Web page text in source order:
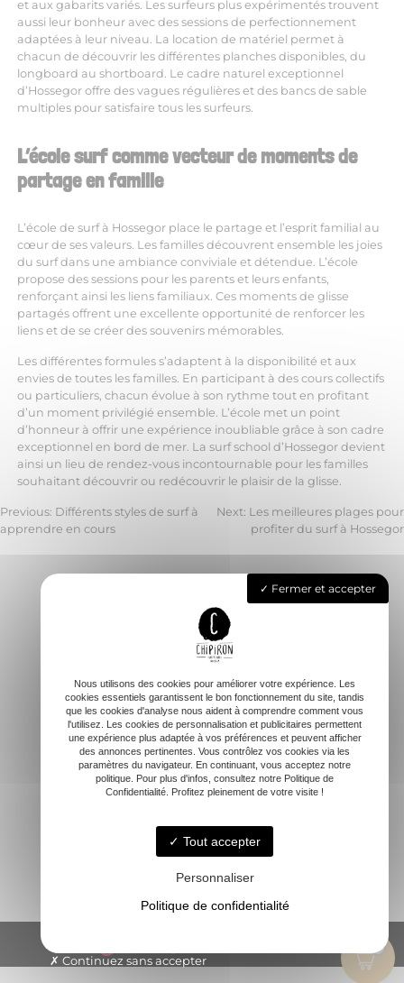
et aux gabarits variés. Les surfeurs plus expérimentés trouvent
aussi leur bonheur avec des sessions de perfectionnement
adaptées à leur niveau. La location de matériel permet à
chacun de découvrir les différentes planches disponibles, du
longboard au shortboard. Le cadre naturel exceptionnel
d’Hossegor offre des vagues régulières et des bancs de sable
multiples pour satisfaire tous les surfeurs.
L’école surf comme vecteur de moments de
partage en famille
L’école de surf à Hossegor place le partage et l’esprit familial au
cœur de ses valeurs. Les familles découvrent ensemble les joies
du surf dans une ambiance conviviale et détendue. L’école
propose des sessions pour les parents et leurs enfants,
renforçant ainsi les liens familiaux. Ces moments de glisse
partagés offrent une excellente opportunité de renforcer les
liens et de se créer des souvenirs mémorables.
Les différentes formules s’adaptent à la disponibilité et aux
envies de toutes les familles. En participant à des cours collectifs
ou particuliers, chacun évolue à son rythme tout en profitant
d’un moment privilégié ensemble. L’école met un point
d’honneur à offrir une expérience inoubliable grâce à son cadre
exceptionnel en bord de mer. La surf school d’Hossegor devient
ainsi un lieu de rendez-vous incontournable pour les familles
souhaitant découvrir ou redécouvrir le plaisir de la glisse.
Navigation
Previous: Différents styles de surf à
apprendre en cours
Next: Les meilleures plages pour
profiter du surf à Hossegor
Accueil
L’école
Cours & Stages de surf
Carte cadeau
Sessions spéciales
FAQ
Contact
Fermer et accepter
Nous utilisons des cookies pour améliorer votre expérience. Les
cookies essentiels garantissent le bon fonctionnement du site, tandis
que les cookies d'analyse nous aident à comprendre comment vous
l'utilisez. Les cookies de personnalisation et publicitaires permettent
une expérience plus adaptée à vos préférences et peuvent afficher
des annonces pertinentes. Vous contrôlez vos cookies via les
paramètres du navigateur. En continuant, vous acceptez notre
politique. Pour plus d'infos, consultez notre Politique de
Confidentialité. Profitez pleinement de votre visite !
Tout accepter
Personnaliser
Politique de confidentialité
Continuez sans accepter